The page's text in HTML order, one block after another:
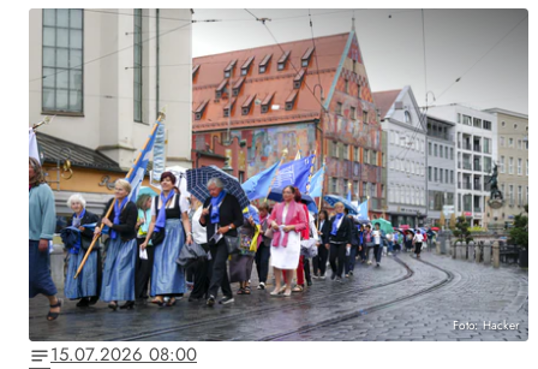
Foto: Hacker
notes15.07.2026 08:00